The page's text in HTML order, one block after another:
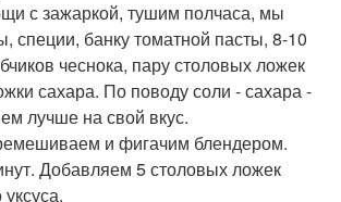
с зажаркой, тушим полчаса, мы
специи, банку томатной пасты, 8-10
чеснока, пару столовых ложек
сахара. По поводу соли - сахара -
лучше на свой вкус.
и фигачим блендером.
Добавляем 5 столовых ложек